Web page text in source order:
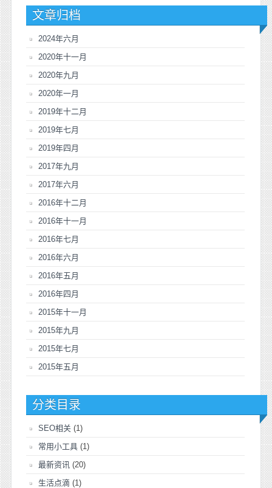
文章归档
2024年六月
2020年十一月
2020年九月
2020年一月
2019年十二月
2019年七月
2019年四月
2017年九月
2017年六月
2016年十二月
2016年十一月
2016年七月
2016年六月
2016年五月
2016年四月
2015年十一月
2015年九月
2015年七月
2015年五月
分类目录
SEO相关 (1)
常用小工具 (1)
最新资讯 (20)
生活点滴 (1)